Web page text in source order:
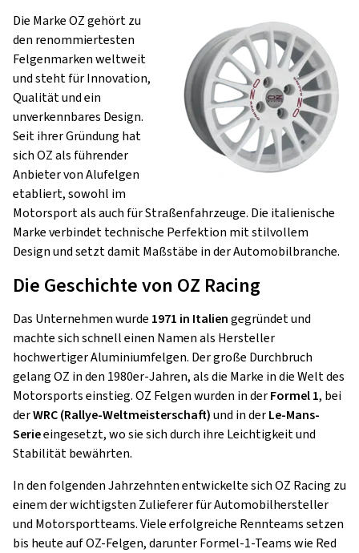
Die Marke OZ gehört zu
den renommiertesten
Felgenmarken weltweit
und steht für Innovation,
Qualität und ein
unverkennbares Design.
Seit ihrer Gründung hat
sich OZ als führender
Anbieter von Alufelgen
etabliert, sowohl im
Motorsport als auch für Straßenfahrzeuge. Die italienische
Marke verbindet technische Perfektion mit stilvollem
Design und setzt damit Maßstäbe in der Automobilbranche.
Die Geschichte von OZ Racing
Das Unternehmen wurde 1971 in Italiengegründet und
machte sich schnell einen Namen als Hersteller
hochwertiger Aluminiumfelgen. Der große Durchbruch
gelang OZ in den 1980er-Jahren, als die Marke in die Welt des
Motorsports einstieg. OZ Felgen wurden in derFormel 1, bei
derWRC (Rallye-Weltmeisterschaft)und in derLe-Mans-
Serieeingesetzt, wo sie sich durch ihre Leichtigkeit und
Stabilität bewährten.
In den folgenden Jahrzehnten entwickelte sich OZ Racing zu
einem der wichtigsten Zulieferer für Automobilhersteller
und Motorsportteams. Viele erfolgreiche Rennteams setzen
bis heute auf OZ-Felgen, darunter Formel-1-Teams wie Red